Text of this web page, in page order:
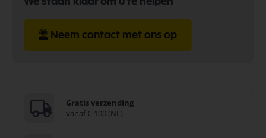
Neem contact met ons op
Gratis verzending
vanaf € 100 (NL)